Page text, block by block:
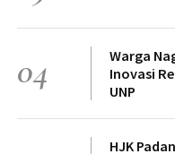
04
Warga
Inovasi
UNP
HJK